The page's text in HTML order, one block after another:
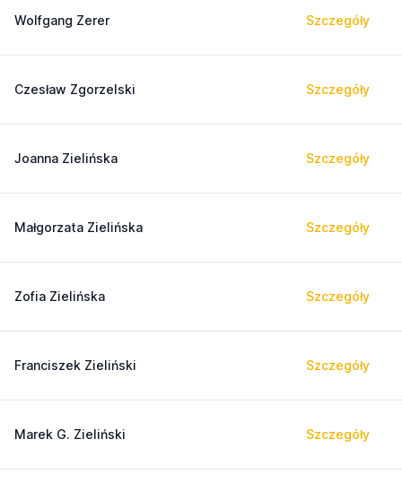
Wolfgang Zerer Szczegóły
Czesław Zgorzelski Szczegóły
Joanna Zielińska Szczegóły
Małgorzata Zielińska Szczegóły
Zofia Zielińska Szczegóły
Franciszek Zieliński Szczegóły
Marek G. Zieliński Szczegóły